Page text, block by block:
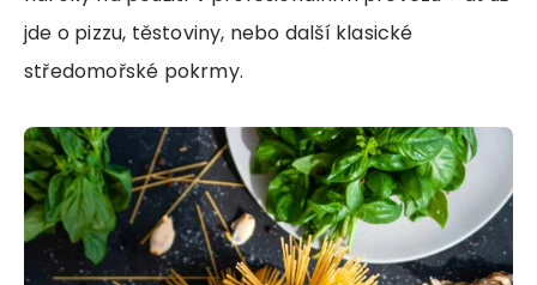
jde o pizzu, těstoviny, nebo další klasické
středomořské pokrmy.